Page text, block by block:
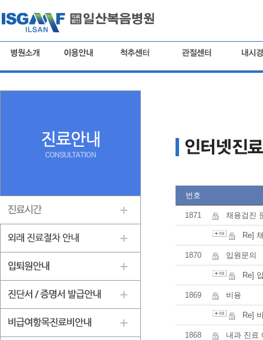
번호
1871 채용검진
Re]
1870 입원문의
Re]
1869 비용
Re]
1868 내과 진료